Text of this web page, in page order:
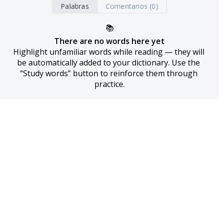
Palabras Comentarios (0)
📚
There are no words here yet
Highlight unfamiliar words while reading — they will
be automatically added to your dictionary. Use the
“Study words” button to reinforce them through
practice.